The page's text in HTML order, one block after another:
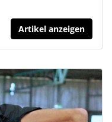
Artikel anzeigen